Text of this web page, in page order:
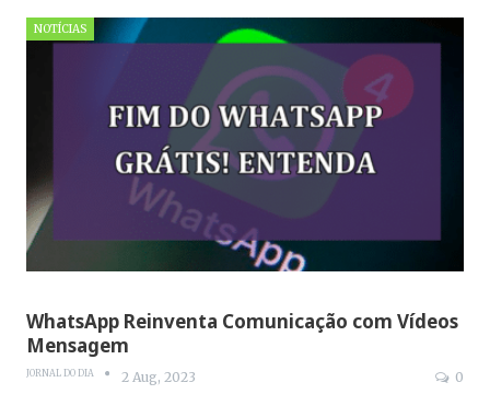
NOTÍCIAS
WhatsApp Reinventa Comunicação com Vídeos
Mensagem
JORNAL DO DIA 2 Aug, 2023 0